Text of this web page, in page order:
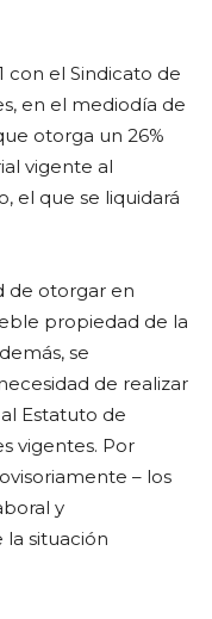
con el Sindicato de
en el mediodía de
otorga un 26%
vigente al
el que se liquidará
de otorgar en
propiedad de la
se
de realizar
Estatuto de
vigentes. Por
– los
y
la situación